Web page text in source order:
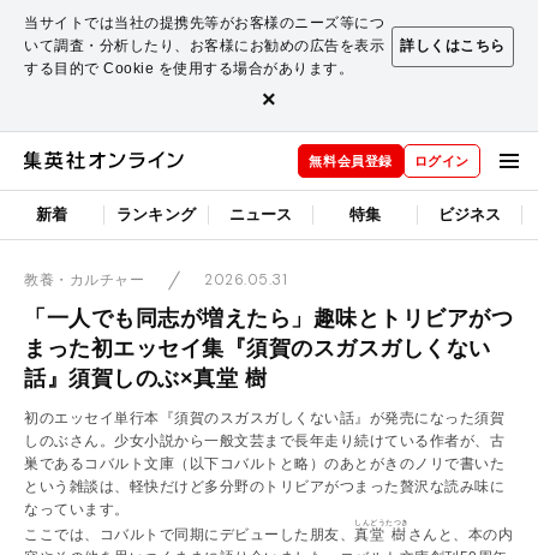
当サイトでは当社の提携先等がお客様のニーズ等につ
いて調査・分析したり、お客様にお勧めの広告を表示
する目的で Cookie を使用する場合があります。
詳しくはこちら
×
無料会員登録 ログイン
新着 ランキング ニュース 特集 ビジネス
教養・カルチャー 2026.05.31
「一人でも同志が増えたら」趣味とトリビアがつ
まった初エッセイ集『須賀のスガスガしくない
話』須賀しのぶ×真堂 樹
初のエッセイ単行本『須賀のスガスガしくない話』が発売になった須賀
しのぶさん。少女小説から一般文芸まで長年走り続けている作者が、古
巣であるコバルト文庫（以下コバルトと略）のあとがきのノリで書いた
という雑談は、軽快だけど多分野のトリビアがつまった贅沢な読み味に
なっています。
ここでは、コバルトで同期にデビューした朋友、 真堂
しんどう
​樹
たつき
さんと、本の内